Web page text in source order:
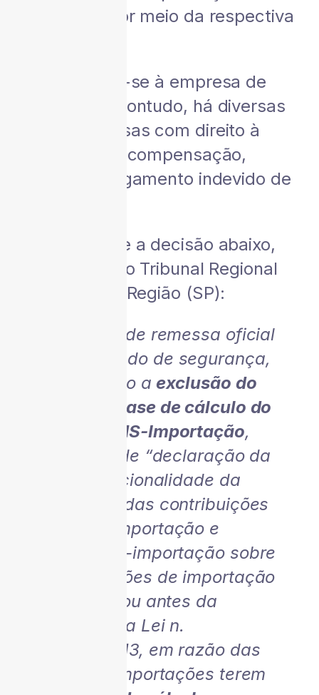
valor pago, por meio da respectiva
O caso refere-se à empresa de
importação. Contudo, há diversas
outras empresas com direito à
restituição ou compensação,
relativos a pagamento indevido de
Transcreve-se a decisão abaixo,
proferida peleo Tribunal Regional
Federal da 3ª Região (SP):
“Trata-se de remessa oficial
em mandado de segurança,
objetivando a exclusão do
ICMS da base de cálculo do
PIS/COFINS-Importação,
para fins de “declaração da
inconstitucionalidade da
cobrança das contribuições
COFINS-importação e
PIS/PASEP-importação sobre
as operações de importação
que realizou antes da
vigência da Lei n.
12.865/2013, em razão das
alusivas importações terem